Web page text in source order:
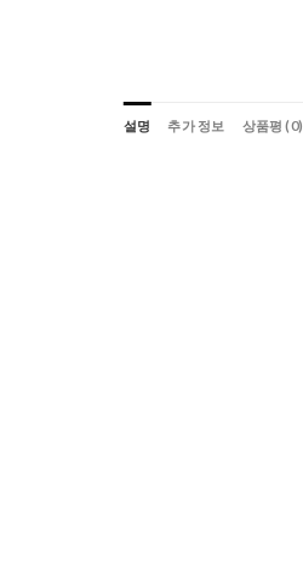
설명 추가 정보 상품평 (0)